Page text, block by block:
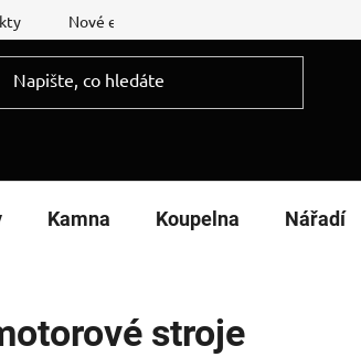
Nové energetické štítky
Kamna Koupelna Nářadí
stroje